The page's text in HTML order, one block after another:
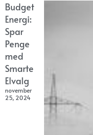
Budget
Energi:
Spar
Penge
med
Smarte
Elvalg
november
25, 2024